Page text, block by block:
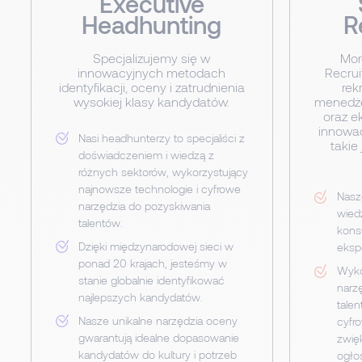
Headhunting
Specjalizujemy się w
innowacyjnych metodach
identyfikacji, oceny i zatrudnienia
wysokiej klasy kandydatów.
Nasi headhunterzy to specjaliści z
doświadczeniem i wiedzą z
różnych sektorów, wykorzystujący
najnowsze technologie i cyfrowe
narzędzia do pozyskiwania
talentów.
Dzięki międzynarodowej sieci w
ponad 20 krajach, jesteśmy w
stanie globalnie identyfikować
najlepszych kandydatów.
Nasze unikalne narzędzia oceny
gwarantują idealne dopasowanie
kandydatów do kultury i potrzeb
oraz
takie